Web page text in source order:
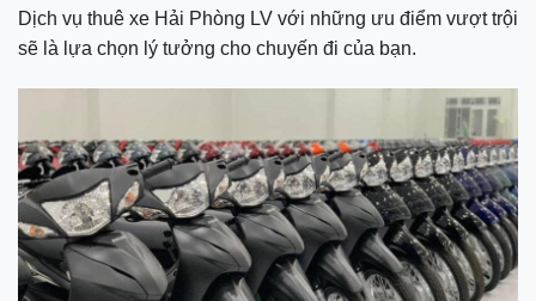
Dịch vụ thuê xe Hải Phòng LV với những ưu điểm vượt trội
sẽ là lựa chọn lý tưởng cho chuyến đi của bạn.